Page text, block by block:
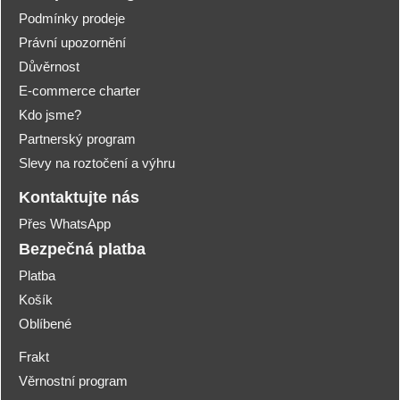
Podmínky prodeje
Právní upozornění
Důvěrnost
E-commerce charter
Kdo jsme?
Partnerský program
Slevy na roztočení a výhru
Kontaktujte nás
Přes WhatsApp
Bezpečná platba
Platba
Košík
Oblíbené
Frakt
Věrnostní program